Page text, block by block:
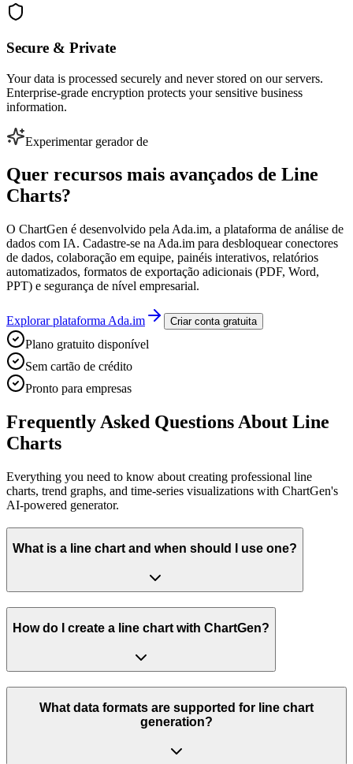
Secure & Private
Your data is processed securely and never stored on our servers.
Enterprise-grade encryption protects your sensitive business
information.
Experimentar gerador de
Quer recursos mais avançados de Line
Charts?
O ChartGen é desenvolvido pela Ada.im, a plataforma de análise de
dados com IA. Cadastre-se na Ada.im para desbloquear conectores
de dados, colaboração em equipe, painéis interativos, relatórios
automatizados, formatos de exportação adicionais (PDF, Word,
PPT) e segurança de nível empresarial.
Explorar plataforma Ada.im Criar conta gratuita
Plano gratuito disponível
Sem cartão de crédito
Pronto para empresas
Frequently Asked Questions About Line
Charts
Everything you need to know about creating professional line
charts, trend graphs, and time-series visualizations with ChartGen's
AI-powered generator.
What is a line chart and when should I use one?
How do I create a line chart with ChartGen?
What data formats are supported for line chart
generation?